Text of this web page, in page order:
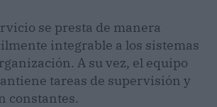
se presta de manera
integrable a los sistemas
A su vez, el equipo
tareas de supervisión y
constantes.